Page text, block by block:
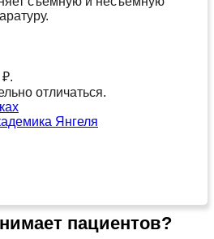
отличаться.
Янгеля
пациентов?